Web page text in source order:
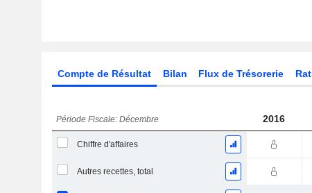
Compte de Résultat Bilan Flux de Trésorerie
Période Fiscale: Décembre 2016
Chiffre d'affaires
Autres recettes, total